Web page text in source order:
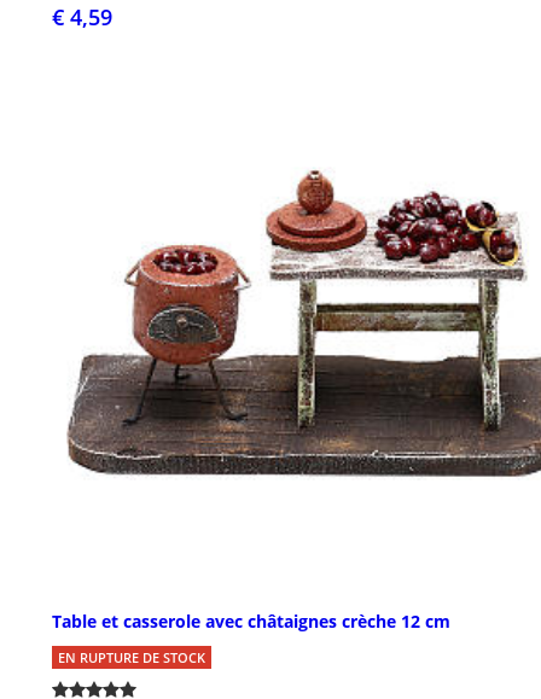
€ 4,59
Table et casserole avec châtaignes crèche 12 cm
EN RUPTURE DE STOCK